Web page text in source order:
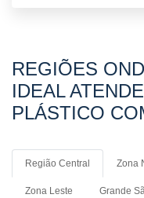
REGIÕES
IDEAL
PLÁSTICO
Região Central Zona
Zona Leste Grande